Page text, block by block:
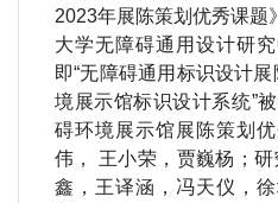
2023年展陈策划优秀课题
大学无障碍通用设计研
即“无障碍通用标识设计
境展示馆标识设计系统”
碍环境展示馆展陈策划
伟， 王小荣，贾巍杨；
鑫，王译涵，冯天仪，